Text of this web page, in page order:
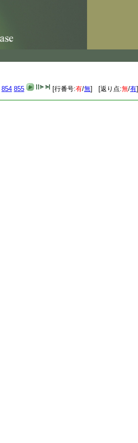
854 855 [行番号:有/無] [返り点:無/有]